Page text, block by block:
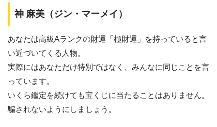
神 麻美（ジン・マーメイ）
あなたは高級Aランクの財運「極財運」を持っていると言
い近づいてくる人物。
実際にはあなただけ特別ではなく、みんなに同じことを言
っています。
いくら鑑定を続けても宝くじに当たることはありません。
騙されないようにしましょう。